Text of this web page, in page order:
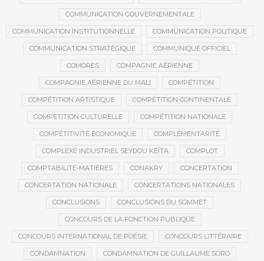
COMMUNICATION GOUVERNEMENTALE
COMMUNICATION INSTITUTIONNELLE COMMUNICATION POLITIQUE
COMMUNICATION STRATÉGIQUE COMMUNIQUÉ OFFICIEL
COMORES COMPAGNIE AÉRIENNE
COMPAGNIE AÉRIENNE DU MALI COMPÉTITION
COMPÉTITION ARTISTIQUE COMPÉTITION CONTINENTALE
COMPÉTITION CULTURELLE COMPÉTITION NATIONALE
COMPÉTITIVITÉ ÉCONOMIQUE COMPLÉMENTARITÉ
COMPLEXE INDUSTRIEL SEYDOU KÉÏTA COMPLOT
COMPTABILITÉ-MATIÈRES CONAKRY CONCERTATION
CONCERTATION NATIONALE CONCERTATIONS NATIONALES
CONCLUSIONS CONCLUSIONS DU SOMMET
CONCOURS DE LA FONCTION PUBLIQUE
CONCOURS INTERNATIONAL DE POÉSIE CONCOURS LITTÉRAIRE
CONDAMNATION CONDAMNATION DE GUILLAUME SORO